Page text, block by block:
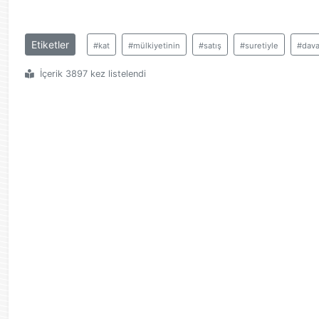
Etiketler #kat #mülkiyetinin #satış #suretiyle
İçerik 3897 kez listelendi